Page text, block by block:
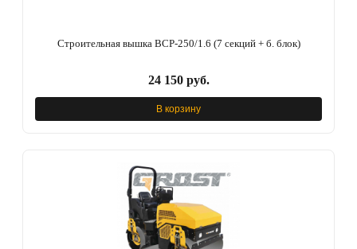
Строительная вышка ВСР-250/1.6 (7 секций + б. блок)
24 150 руб.
В корзину